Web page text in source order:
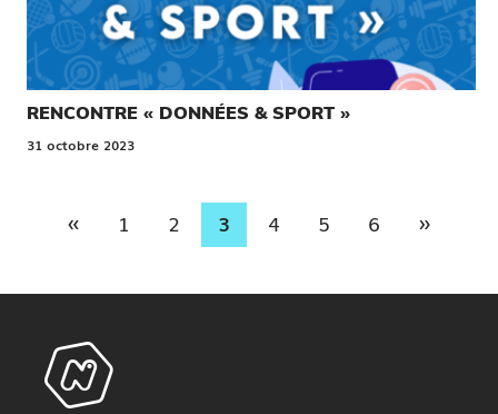
RENCONTRE « DONNÉES & SPORT »
31 octobre 2023
« 1 2 3 4 5 6 »